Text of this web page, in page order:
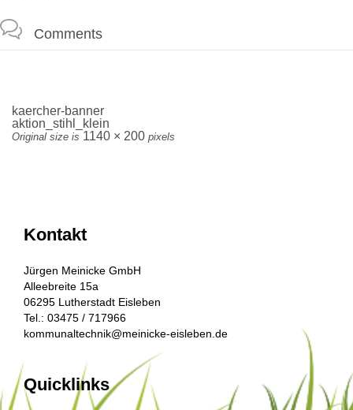
 Comments
kaercher-banner
aktion_stihl_klein
Original size is 1140 × 200 pixels
Kontakt
Jürgen Meinicke GmbH
Alleebreite 15a
06295 Lutherstadt Eisleben
Tel.: 03475 / 717966
kommunaltechnik@meinicke-eisleben.de
Quicklinks